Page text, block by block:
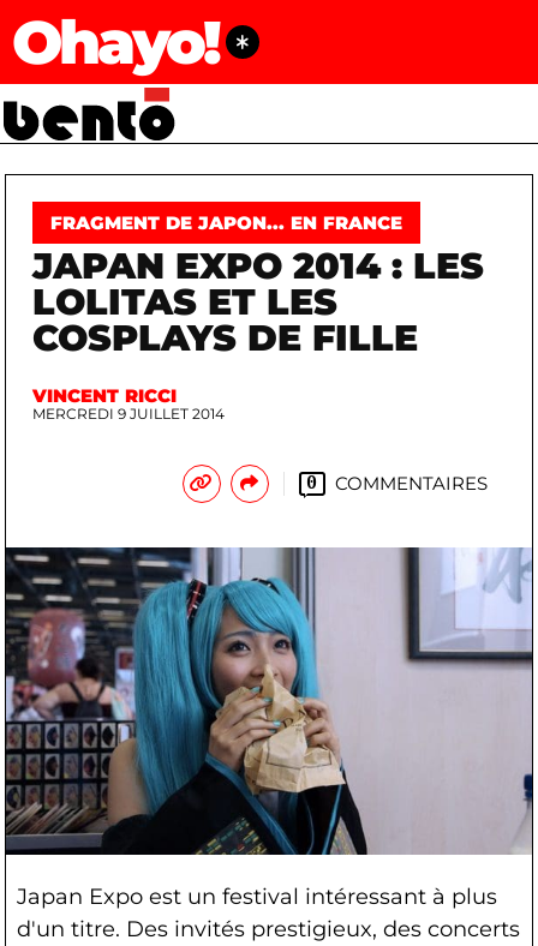
Ohayo!
FRAGMENT DE JAPON... EN FRANCE
JAPAN EXPO 2014 : LES
LOLITAS ET LES
COSPLAYS DE FILLE
VINCENT RICCI
MERCREDI 9 JUILLET 2014
0 COMMENTAIRES
Japan Expo est un festival intéressant à plus
d'un titre. Des invités prestigieux, des concerts